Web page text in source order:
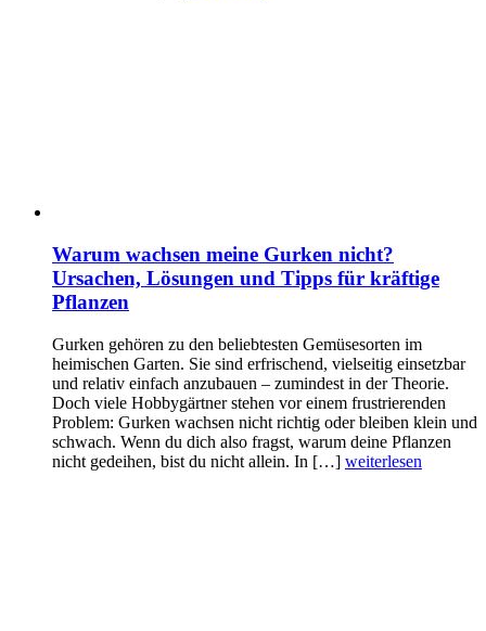
Warum wachsen meine Gurken nicht?
Ursachen, Lösungen und Tipps für kräftige
Pflanzen
Gurken gehören zu den beliebtesten Gemüsesorten im
heimischen Garten. Sie sind erfrischend, vielseitig einsetzbar
und relativ einfach anzubauen – zumindest in der Theorie.
Doch viele Hobbygärtner stehen vor einem frustrierenden
Problem: Gurken wachsen nicht richtig oder bleiben klein und
schwach. Wenn du dich also fragst, warum deine Pflanzen
nicht gedeihen, bist du nicht allein. In […] weiterlesen